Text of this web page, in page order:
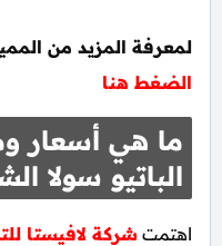
لمعرفة المزيد من
الضغط هنا
ما هي أسعار
الباتيو سولا
اهتمتشركة لافيستا